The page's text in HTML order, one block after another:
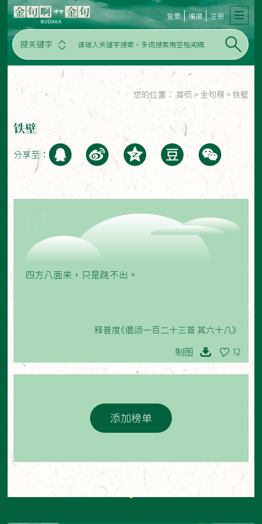
搜关键字
登录 编撰 注册
您的位置： 首页 > 金句榜 > 铁壁
铁壁
分享至：
四方八面来，只是跳不出。
释普度《偈颂一百二十三首 其六十八》
制图 12
添加榜单